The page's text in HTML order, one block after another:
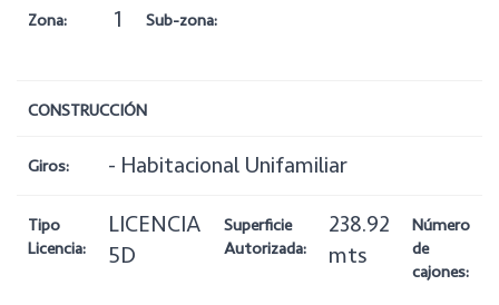
Zona: 1 Sub-zona:
CONSTRUCCIÓN
Giros: - Habitacional Unifamiliar
Tipo
Licencia:
LICENCIA
5D
Superficie
Autorizada:
238.92
mts
Número
de
cajones: